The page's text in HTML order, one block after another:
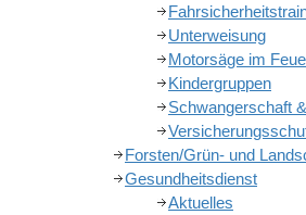
Unterweisung
Motorsäge im
Kindergruppen
Schwangerschaft
Forsten/Grün- und
Gesundheitsdienst
Aktuelles